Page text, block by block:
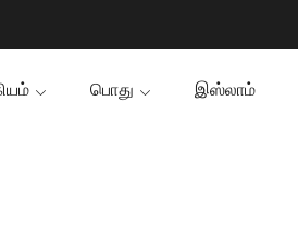
பொது இஸ்லாம்